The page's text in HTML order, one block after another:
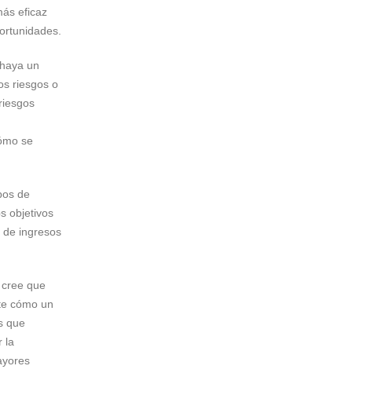
eficaz
un
riesgos o
se
de
objetivos
ingresos
que
cómo un
que
la